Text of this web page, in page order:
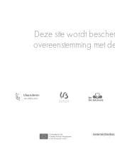
Deze site wordt
overeenstemming met